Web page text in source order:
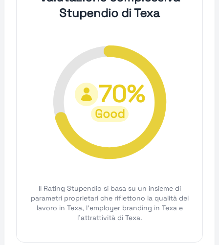
Stupendio di Texa
70%
Good
Il Rating Stupendio si basa su un insieme di
parametri proprietari che riflettono la qualità del
lavoro in Texa, l'employer branding in Texa e
l'attrattività di Texa.